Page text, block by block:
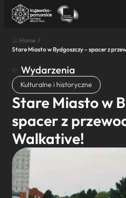
Znajdź atrakcję Znajdź
Znajdź atrakcję
Nazwa atrakcji
Miasto
Kategoria
Home /
Stare Miasto w Bydgoszczy – spacer z
Wydarzenia
Kulturalne i historyczne
Stare Miasto w
spacer z
Walkative!